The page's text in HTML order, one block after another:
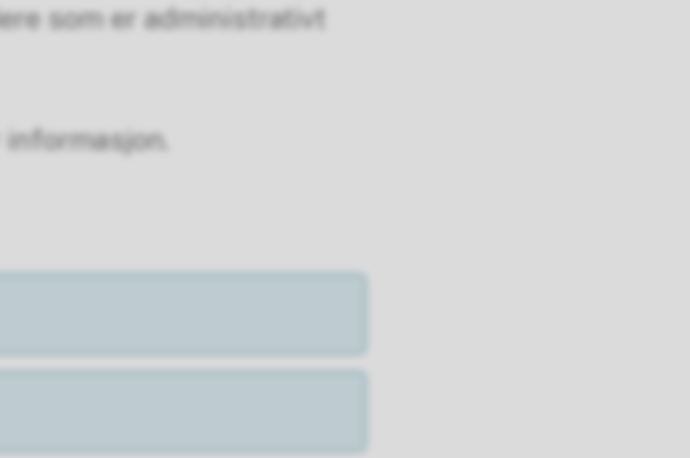
som er administrativt